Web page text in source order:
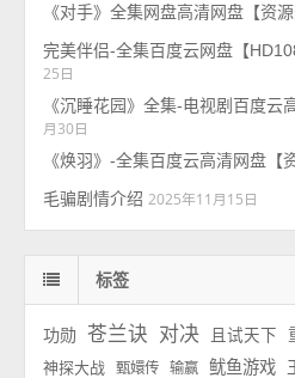
《对手》全集网盘高清网盘【资源
完美伴侣-全集百度云网盘【
25日
《沉睡花园》全集-电视剧百度云
月30日
《焕羽》-全集百度云高清网盘【
毛骗剧情介绍 2025年11月15日
标签
功勋 苍兰诀 对决 且试天下
神探大战
甄嬛传 输赢 鱿鱼游戏